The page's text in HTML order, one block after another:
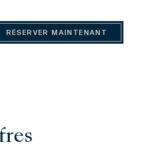
RÉSERVER MAINTENANT